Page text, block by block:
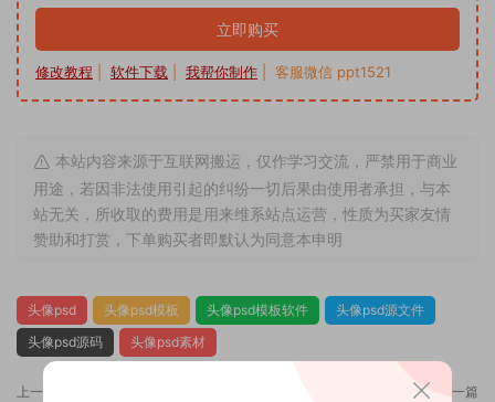
立即购买
修改教程 软件下载 我帮你制作 | 客服微信 ppt1521
本站内容来源于互联网搬运，仅作学习交流，严禁用于商业
用途，若因非法使用引起的纠纷一切后果由使用者承担，与本
站无关，所收取的费用是用来维系站点运营，性质为买家友情
赞助和打赏，下单购买者即默认为同意本申明
头像psd 头像psd模板 头像psd模板软件
头像psd源文件
头像psd源码
头像psd素材
上一篇 下一篇